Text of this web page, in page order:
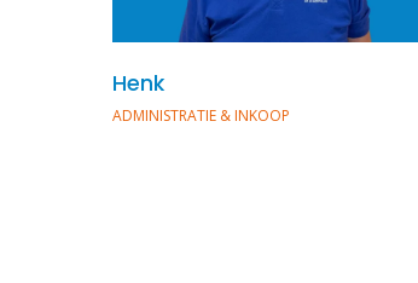
Henk
ADMINISTRATIE & INKOOP